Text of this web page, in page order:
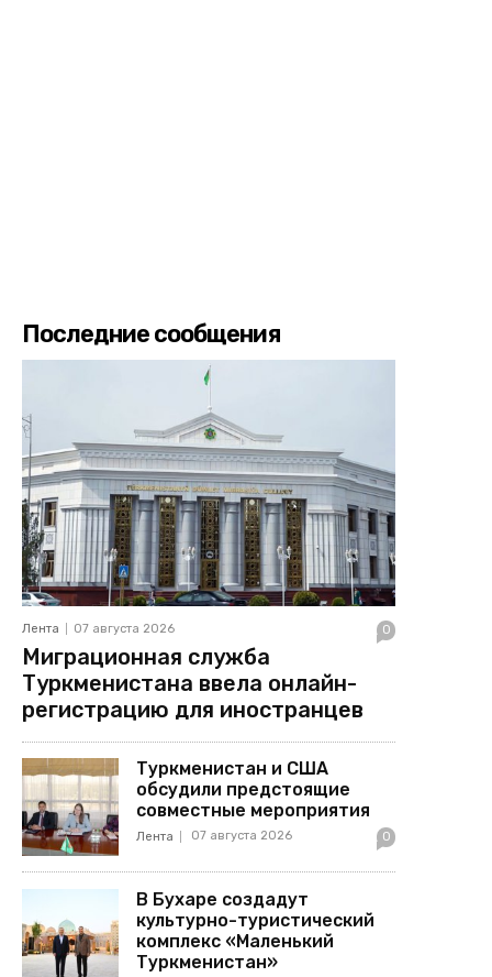
Последние сообщения
Лента 07 августа 2026 0
Миграционная служба
Туркменистана ввела онлайн-
регистрацию для иностранцев
Туркменистан и США
обсудили предстоящие
совместные мероприятия
Лента 07 августа 2026 0
В Бухаре создадут
культурно-туристический
комплекс «Маленький
Туркменистан»